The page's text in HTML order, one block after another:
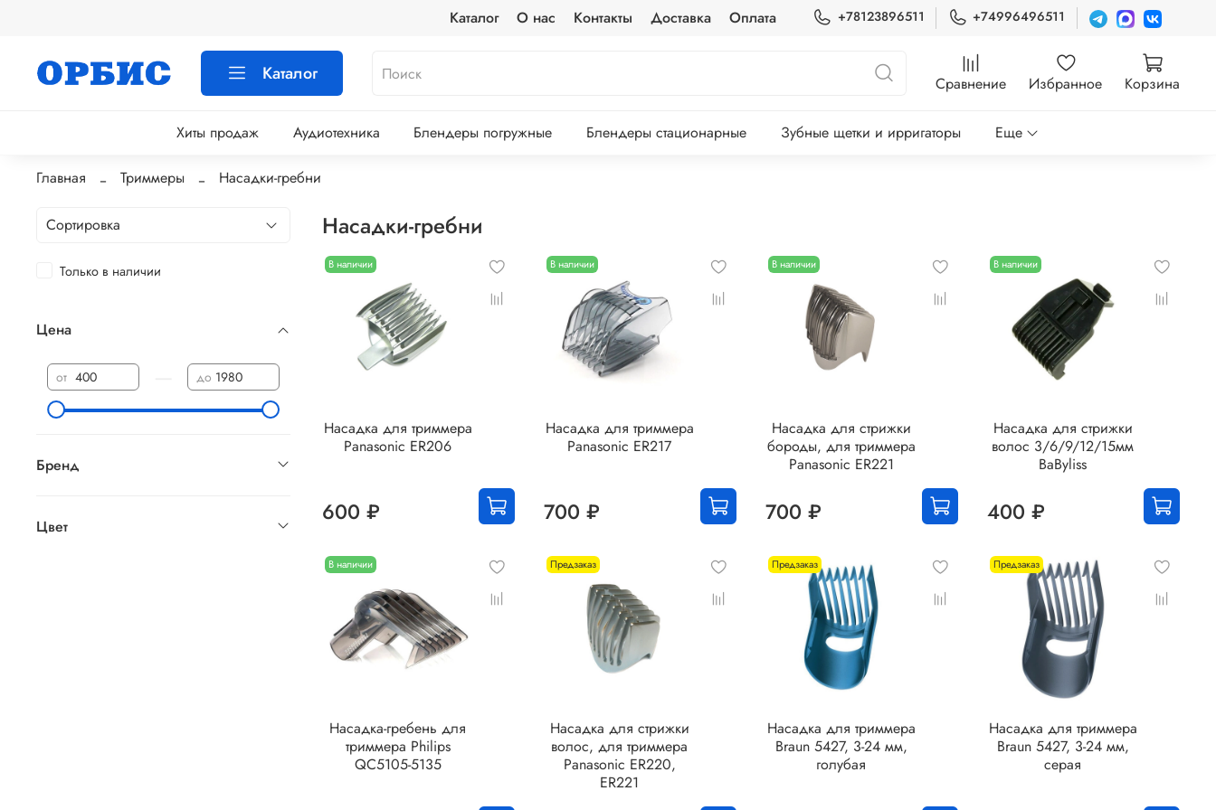
Каталог О нас Контакты Доставка Оплата +78123896511 +74996496511
Каталог Сравнение Избранное Корзина
Хиты продаж Аудиотехника Блендеры погружные Блендеры стационарные Зубные щетки и ирригаторы Еще
Главная Триммеры Насадки-гребни
Насадки-гребни
В наличии
Насадка для триммера
Panasonic ER206
600 ₽
В наличии
Насадка для триммера
Panasonic ER217
700 ₽
В наличии
Насадка для стрижки
бороды, для триммера
Panasonic ER221
700 ₽
В наличии
Насадка для стрижки
волос 3/6/9/12/15мм
BaByliss
400 ₽
В наличии
Насадка-гребень для
триммера Philips
QC5105-5135
Предзаказ
Насадка для стрижки
волос, для триммера
Panasonic ER220,
ER221
Предзаказ
Насадка для триммера
Braun 5427, 3-24 мм,
голубая
Предзаказ
Насадка для триммера
Braun 5427, 3-24 мм,
серая
Только в наличии
Цена
от до
Бренд
Цвет